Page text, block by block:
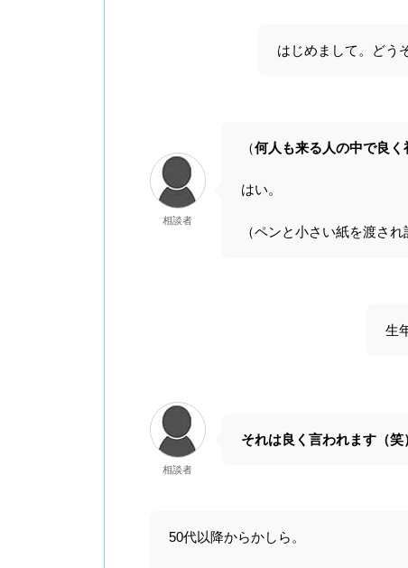
はじめまして。どう
相談者
（何人も来る人の中で良く
はい。
（ペンと小さい紙を渡され
生
相談者
それは良く言われます（笑
50代以降からかしら。